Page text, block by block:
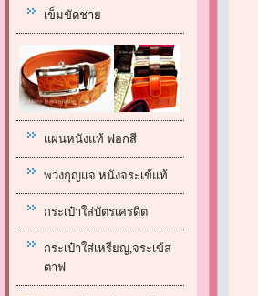
เข็มขัดชาย
แผ่นหนังแท้ ฟอกสี
พวงกุญแจ หนังจระเข้แท้
กระเป๋าใส่บัตรเครดิต
กระเป๋าใส่เหรียญ,จระเข้ส
ตาฟ